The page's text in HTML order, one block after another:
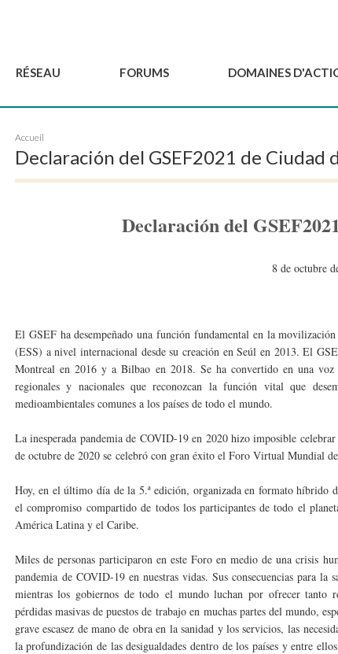
RÉSEAU
Comité Consultatif
Les membres
FORUMS
MexicoGSEF2021
DOMAINES
Le GSEF vous
Accueil
Declaración del GSEF2021 de Ciudad
Declaración del
8 de octubre
El GSEF ha desempeñado una función fundamental en la
(ESS) a nivel internacional desde su creación en Seúl en 2013. El
Montreal en 2016 y a Bilbao en 2018. Se ha convertido en una
regionales y nacionales que reconozcan la función vital que
medioambientales comunes a los países de todo el mundo.
La inesperada pandemia de COVID-19 en 2020 hizo imposible
de octubre de 2020 se celebró con gran éxito el Foro Virtual Mundial
Hoy, en el último día de la 5.ª edición, organizada en formato híbrido
el compromiso compartido de todos los participantes de todo el
América Latina y el Caribe.
Miles de personas participaron en este Foro en medio de una crisis
pandemia de COVID-19 en nuestras vidas. Sus consecuencias para
mientras los gobiernos de todo el mundo luchan por ofrecer tanto
pérdidas masivas de puestos de trabajo en muchas partes del
grave escasez de mano de obra en la sanidad y los servicios, las
la profundización de las desigualdades dentro de los países y entre